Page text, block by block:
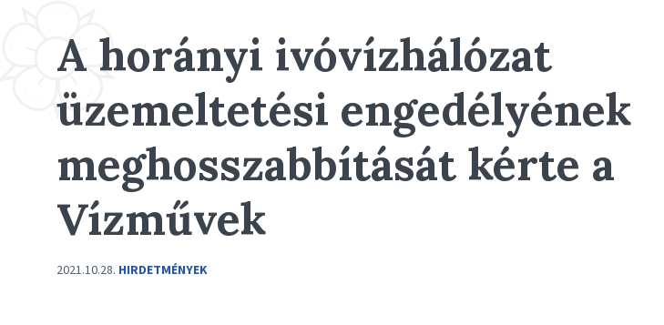
A horányi ivóvízhálózat
üzemeltetési engedélyének
meghosszabbítását kérte a
Vízművek
2021.10.28. HIRDETMÉNYEK